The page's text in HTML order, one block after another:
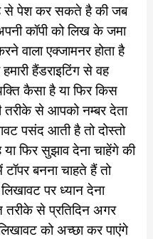
से पेश कर सकते है की जब
कॉपी को लिख के जमा
वाला एक्जामनर होता है
हैंडराइटिंग से वह
कैसा है या फिर किस
से आपको नम्बर देता
पसंद आती है तो दोस्तो
फिर सुझाव देना चाहेंगे की
बनना चाहते हैं तो
पर ध्यान देना
से प्रतिदिन अगर
को अच्छा कर पाएंगे